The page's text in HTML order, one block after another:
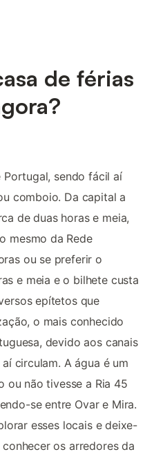
de férias
sendo fácil aí
comboio. Da capital a
de duas horas e meia,
mesmo da Rede
ou se preferir o
e meia e o bilhete custa
epítetos que
o mais conhecido
devido aos canais
circulam. A água é um
ou não tivesse a Ria 45
se entre Ovar e Mira.
esses locais e deixe-
os arredores da